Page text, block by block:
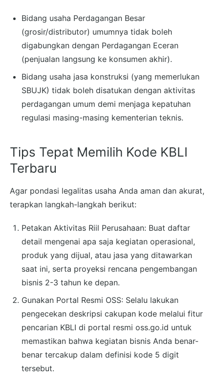
Bidang usaha Perdagangan Besar
(grosir/distributor) umumnya tidak boleh
digabungkan dengan Perdagangan Eceran
(penjualan langsung ke konsumen akhir).
Bidang usaha jasa konstruksi (yang memerlukan
SBUJK) tidak boleh disatukan dengan aktivitas
perdagangan umum demi menjaga kepatuhan
regulasi masing-masing kementerian teknis.
Tips Tepat Memilih Kode KBLI
Terbaru
Agar pondasi legalitas usaha Anda aman dan akurat,
terapkan langkah-langkah berikut:
Petakan Aktivitas Riil Perusahaan: Buat daftar
detail mengenai apa saja kegiatan operasional,
produk yang dijual, atau jasa yang ditawarkan
saat ini, serta proyeksi rencana pengembangan
bisnis 2-3 tahun ke depan.
Gunakan Portal Resmi OSS: Selalu lakukan
pengecekan deskripsi cakupan kode melalui fitur
pencarian KBLI di portal resmi oss.go.id untuk
memastikan bahwa kegiatan bisnis Anda benar-
benar tercakup dalam definisi kode 5 digit
tersebut.